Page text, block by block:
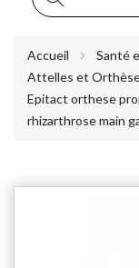
Accueil
Santé
Attelles et
Epitact orthese
rhizarthrose main